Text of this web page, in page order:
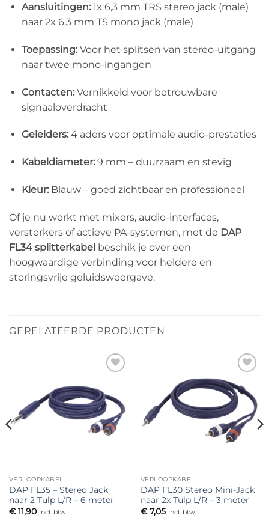
Aansluitingen:1x 6,3 mm TRS stereo jack (male)
naar 2x 6,3 mm TS mono jack (male)
Toepassing:Voor het splitsen van stereo-uitgang
naar twee mono-ingangen
Contacten:Vernikkeld voor betrouwbare
signaaloverdracht
Geleiders:4 aders voor optimale audio-prestaties
Kabeldiameter:9 mm – duurzaam en stevig
Kleur:Blauw – goed zichtbaar en professioneel
Of je nu werkt met mixers, audio-interfaces,
versterkers of actieve PA-systemen, met de DAP
FL34 splitterkabel beschik je over een
hoogwaardige verbinding voor heldere en
storingsvrije geluidsweergave.
GERELATEERDE PRODUCTEN
aan
verlanglijst
VERLOOPKABEL
DAP FL35 – Stereo Jack
naar 2 Tulp L/R – 6 meter
€11,90 incl. btw
Toevoegen
aan
verlanglijst
VERLOOPKABEL
DAP FL30 Stereo Mini-Jack
naar 2x Tulp L/R – 3 meter
€7,05 incl. btw